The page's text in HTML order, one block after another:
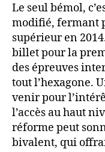
Le seul bémol,
modifié, fermant
supérieur en
billet pour la
des épreuves
tout l’hexagone.
venir pour
l’accès au haut
réforme peut
bivalent, qui